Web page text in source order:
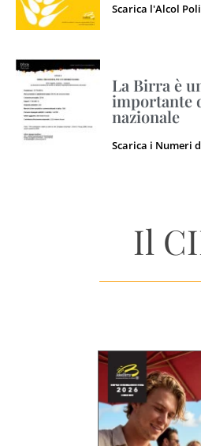
Scarica l'Alcol
La Birra è
importante
nazionale
Scarica i Numeri
Il